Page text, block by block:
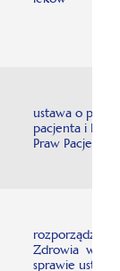
ustawa o
pacjenta i
Praw Pacjenta
Zdrowia w
sprawie